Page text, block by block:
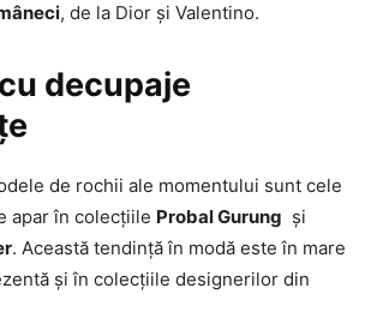
, de la Dior și Valentino.
decupaje
de rochii ale momentului sunt cele
apar în colecțiile Probal Gurung și
. Această tendință în modă este în mare
și în colecțiile designerilor din